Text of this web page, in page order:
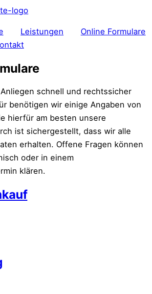
Leistungen
Online Formulare
schnell und rechtssicher
benötigen wir einige Angaben von
hierfür am besten unsere
ist sichergestellt, dass wir alle
erhalten. Offene Fragen können
oder in einem
klären.